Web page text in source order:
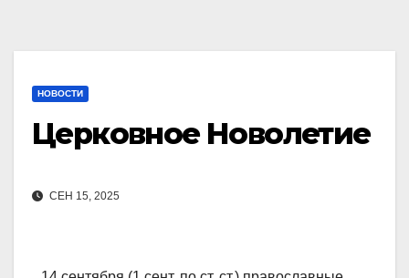
НОВОСТИ
Церковное Новолетие
СЕН 15, 2025